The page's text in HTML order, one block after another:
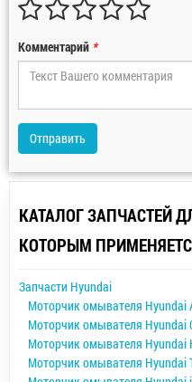
Комментарий *
Отправить
КАТАЛОГ ЗАПЧАСТЕЙ
КОТОРЫМ
Запчасти Hyundai
Моторчик омывателя Hyundai
Моторчик омывателя Hyundai
Моторчик омывателя Hyundai
Моторчик омывателя Hyundai